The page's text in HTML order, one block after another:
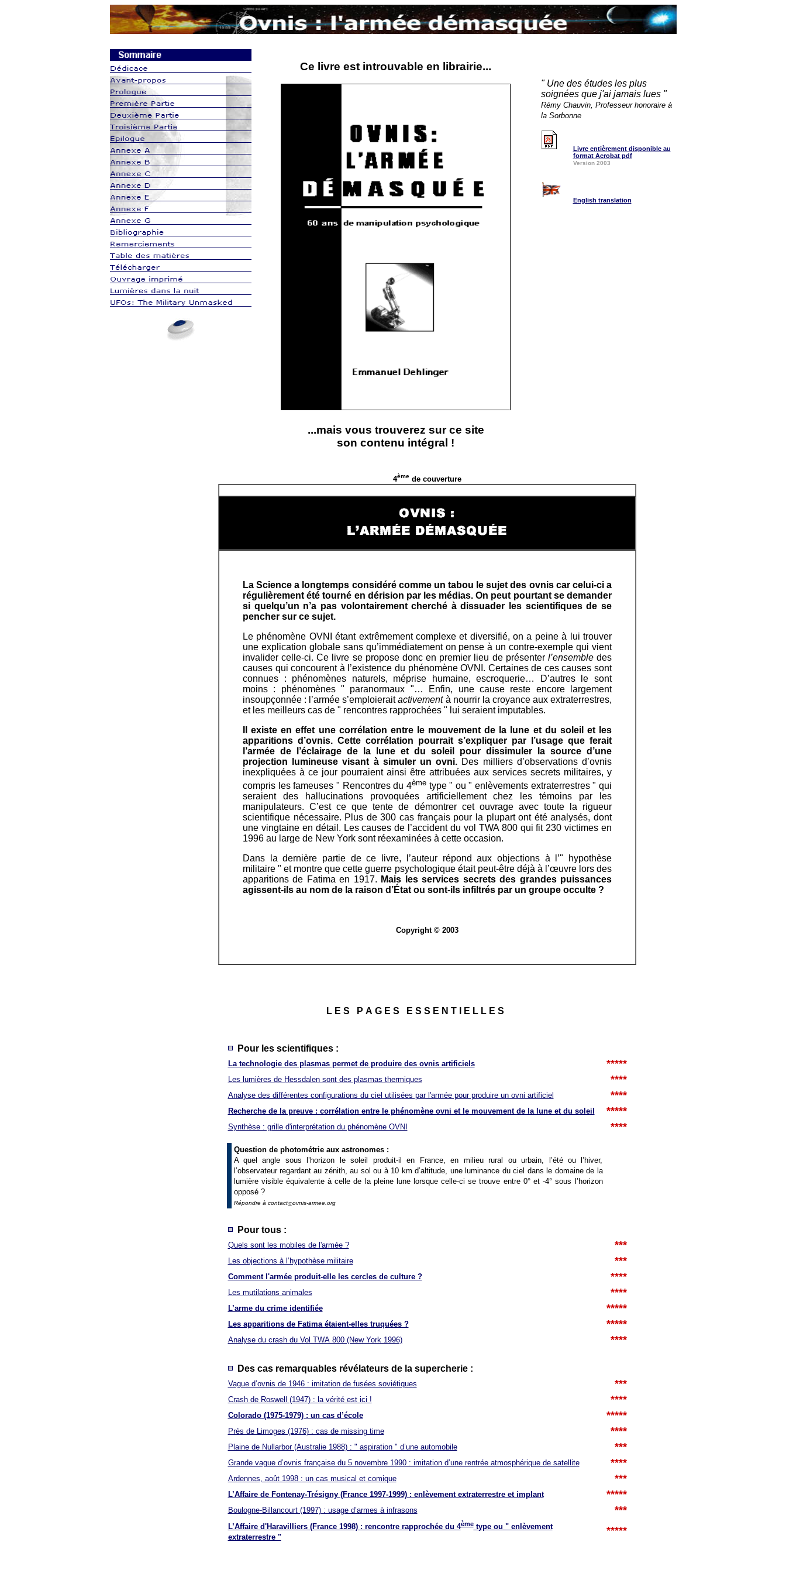
Ce livre est introuvable en librairie...
...mais vous trouverez sur ce site
son contenu intégral !
" Une des études les plus
soignées que j'ai jamais lues "
Rémy Chauvin, Professeur honoraire à
la Sorbonne
Livre entièrement disponible au
format Acrobat pdf
Version 2003
English translation
4ème de couverture
La Science a longtemps considéré comme un tabou le sujet des ovnis car celui-ci a
régulièrement été tourné en dérision par les médias. On peut pourtant se demander
si quelqu’un n’a pas volontairement cherché à dissuader les scientifiques de se
pencher sur ce sujet.
Le phénomène OVNI étant extrêmement complexe et diversifié, on a peine à lui trouver
une explication globale sans qu’immédiatement on pense à un contre-exemple qui vient
invalider celle-ci. Ce livre se propose donc en premier lieu de présenter l’ensembledes
causes qui concourent à l’existence du phénomène OVNI. Certaines de ces causes sont
connues : phénomènes naturels, méprise humaine, escroquerie… D’autres le sont
moins : phénomènes " paranormaux "… Enfin, une cause reste encore largement
insoupçonnée : l’armée s’emploieraitactivementà nourrir la croyance aux extraterrestres,
et les meilleurs cas de " rencontres rapprochées " lui seraient imputables.
Il existe en effet une corrélation entre le mouvement de la lune et du soleil et les
apparitions d’ovnis. Cette corrélation pourrait s’expliquer par l’usage que ferait
l’armée de l’éclairage de la lune et du soleil pour dissimuler la source d’une
projection lumineuse visant à simuler un ovni. Des milliers d’observations d’ovnis
inexpliquées à ce jour pourraient ainsi être attribuées aux services secrets militaires, y
compris les fameuses " Rencontres du 4èmetype " ou " enlèvements extraterrestres " qui
seraient des hallucinations provoquées artificiellement chez les témoins par les
manipulateurs. C’est ce que tente de démontrer cet ouvrage avec toute la rigueur
scientifique nécessaire. Plus de 300 cas français pour la plupart ont été analysés, dont
une vingtaine en détail. Les causes de l’accident du vol TWA 800 qui fit 230 victimes en
1996 au large de New York sont réexaminées à cette occasion.
Dans la dernière partie de ce livre, l’auteur répond aux objections à l’" hypothèse
militaire " et montre que cette guerre psychologique était peut-être déjà à l’œuvre lors des
apparitions de Fatima en 1917. Mais les services secrets des grandes puissances
agissent-ils au nom de la raison d’État ou sont-ils infiltrés par un groupe occulte ?
Copyright © 2003
L E S P A G E S E S S E N T I E L L E S
Pour les scientifiques :
La technologie des plasmas permet de produire des ovnis artificiels *****
Les lumières de Hessdalen sont des plasmas thermiques ****
Analyse des différentes configurations du ciel utilisées par l'armée pour produire un ovni artificiel ****
Recherche de la preuve : corrélation entre le phénomène ovni et le mouvement de la lune et du soleil *****
Synthèse : grille d'interprétation du phénomène OVNI ****
Question de photométrie aux astronomes :
A quel angle sous l’horizon le soleil produit-il en France, en milieu rural ou urbain, l’été ou l’hiver,
l’observateur regardant au zénith, au sol ou à 10 km d’altitude, une luminance du ciel dans le domaine de la
lumière visible équivalente à celle de la pleine lune lorsque celle-ci se trouve entre 0° et -4° sous l’horizon
opposé ?
Répondre à contact ovnis-armee.org
Pour tous :
Quels sont les mobiles de l'armée ? ***
Les objections à l’hypothèse militaire ***
Comment l'armée produit-elle les cercles de culture ? ****
Les mutilations animales ****
L’arme du crime identifiée *****
Les apparitions de Fatima étaient-elles truquées ? *****
Analyse du crash du Vol TWA 800 (New York 1996) ****
Des cas remarquables révélateurs de la supercherie :
Vague d’ovnis de 1946 : imitation de fusées soviétiques ***
Crash de Roswell (1947) : la vérité est ici ! ****
Colorado (1975-1979) : un cas d’école *****
Près de Limoges (1976) : cas de missing time ****
Plaine de Nullarbor (Australie 1988) : " aspiration " d’une automobile ***
Grande vague d’ovnis française du 5 novembre 1990 : imitation d’une rentrée atmosphérique de satellite ****
Ardennes, août 1998 : un cas musical et comique ***
L’Affaire de Fontenay-Trésigny (France 1997-1999) : enlèvement extraterrestre et implant *****
Boulogne-Billancourt (1997) : usage d’armes à infrasons ***
L’Affaire d'Haravilliers (France 1998) : rencontre rapprochée du 4èmetype ou " enlèvement
extraterrestre "
*****